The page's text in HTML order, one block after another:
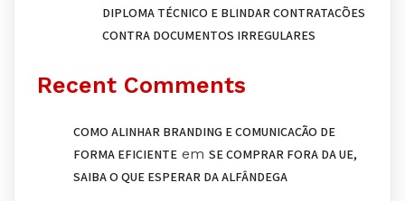
DIPLOMA TÉCNICO E BLINDAR CONTRATAÇÕES
CONTRA DOCUMENTOS IRREGULARES
Recent Comments
COMO ALINHAR BRANDING E COMUNICAÇÃO DE
FORMA EFICIENTE em SE COMPRAR FORA DA UE,
SAIBA O QUE ESPERAR DA ALFÂNDEGA